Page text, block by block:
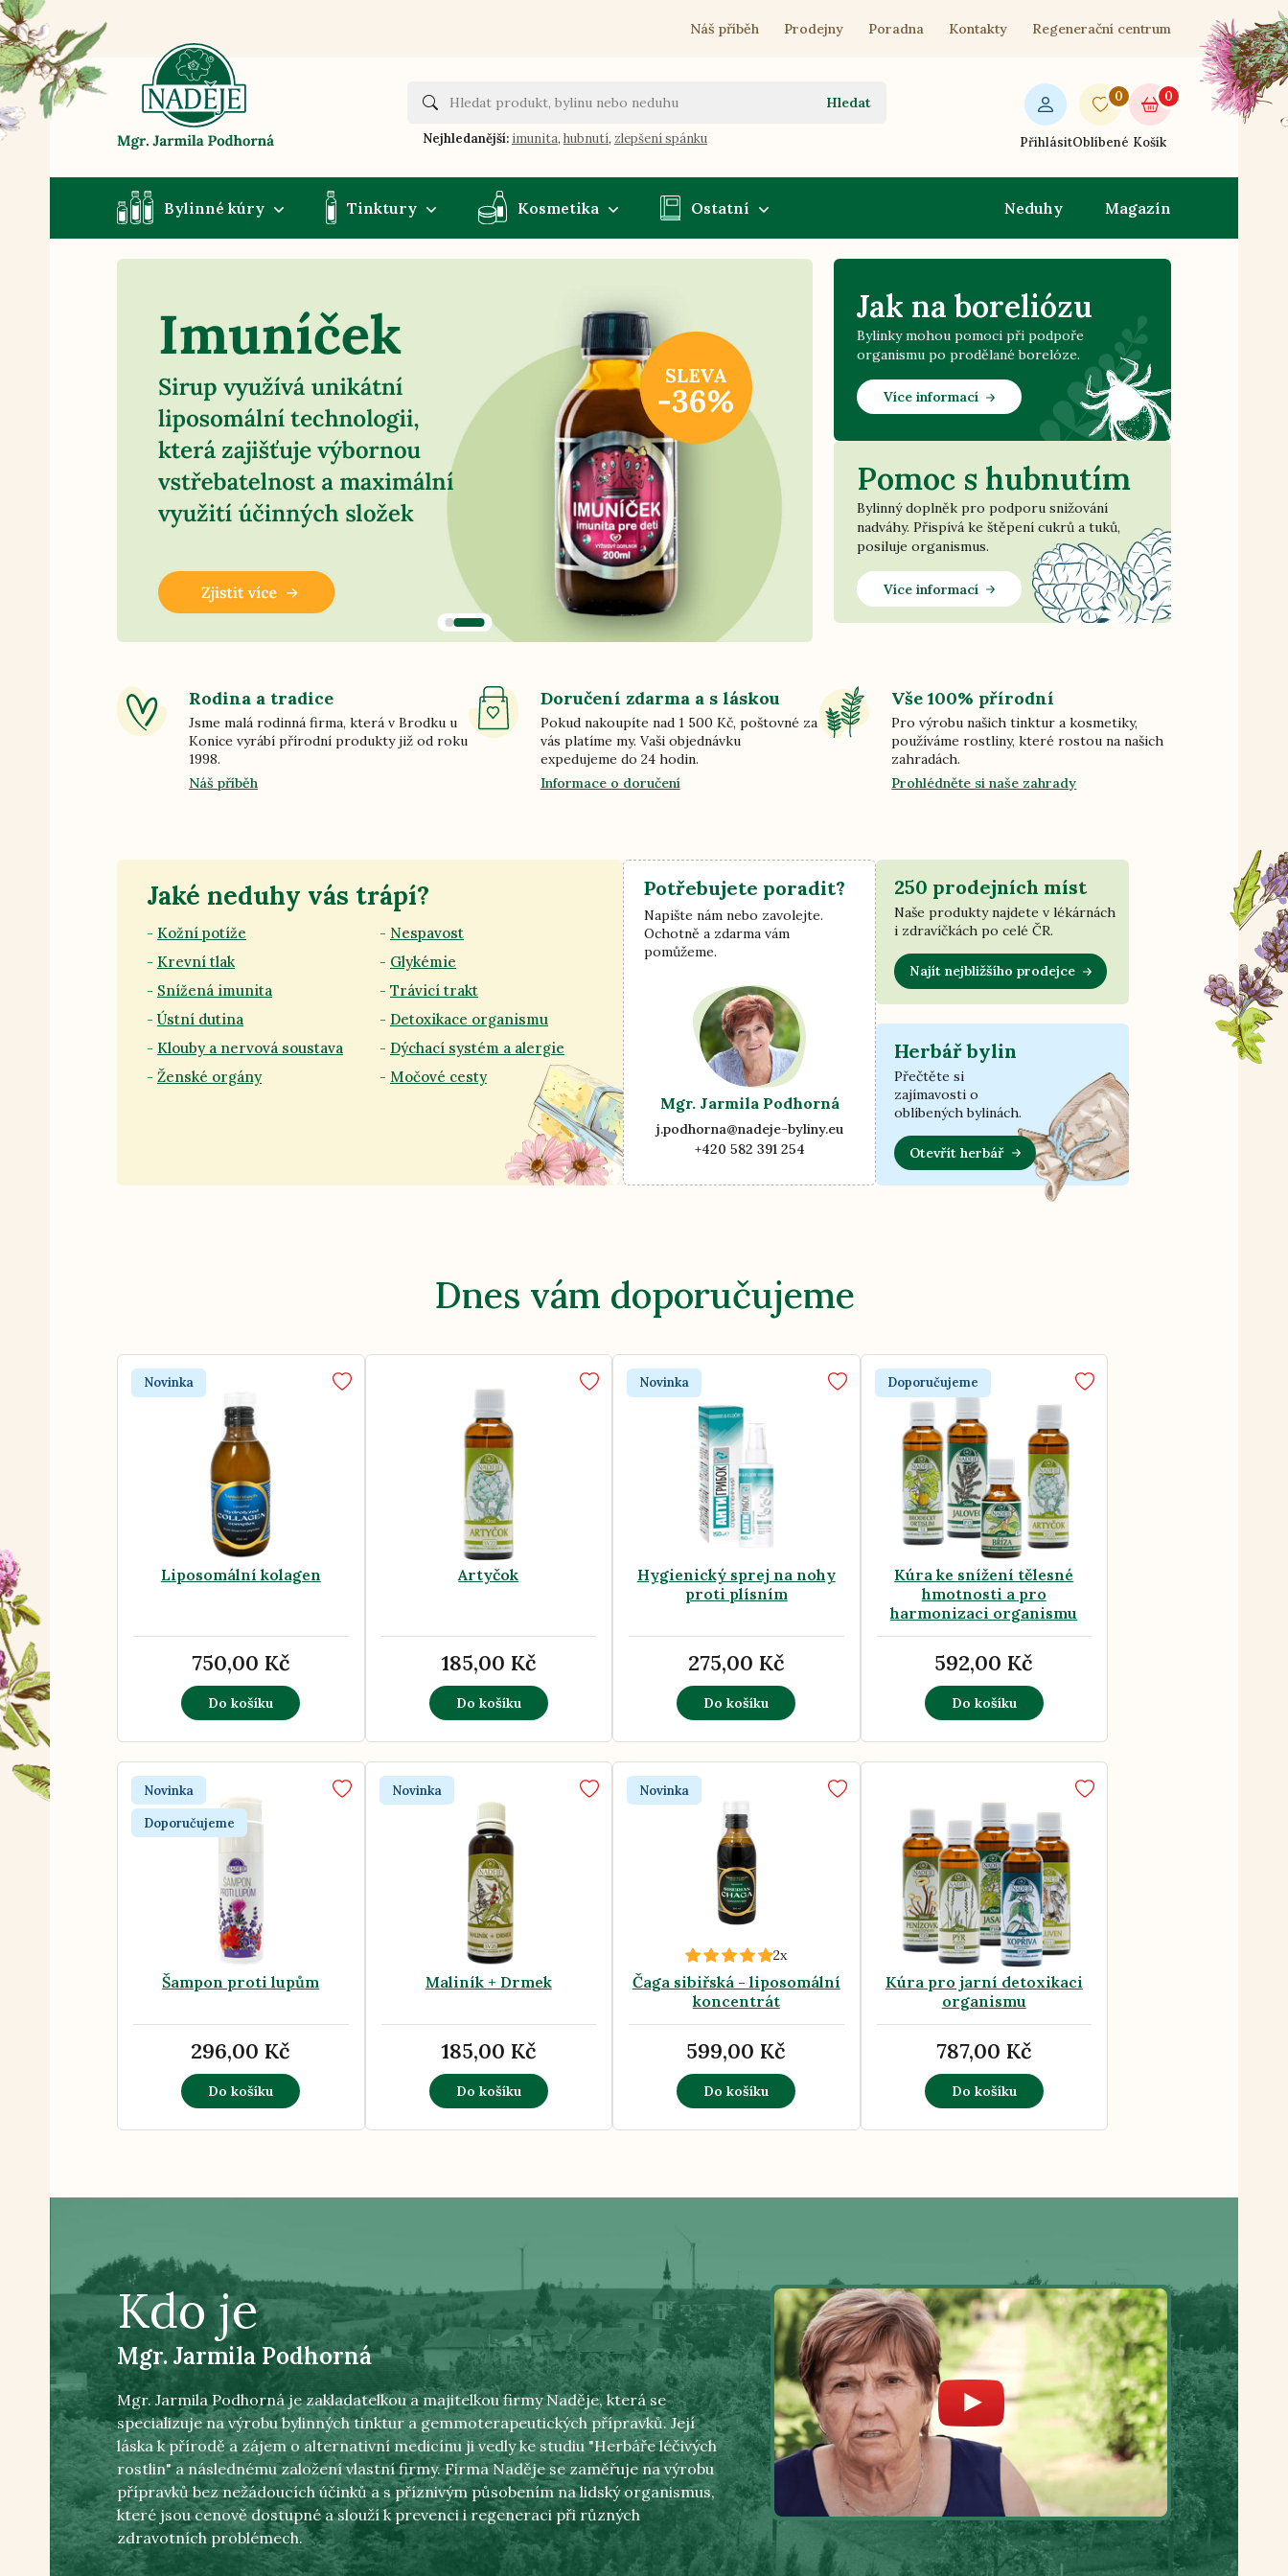
Náš příběh Prodejny Poradna Kontakty Regenerační centrum
Hledat
Nejhledanější: imunita, hubnutí, zlepšení spánku Přihlásit
0
Oblíbené
0
Košík
Bylinné kúry Tinktury Kosmetika Ostatní Neduhy Magazín
Jak na boreliózu
Bylinky mohou pomoci při podpoře
organismu po prodělané borelóze.
Více informací
Pomoc s hubnutím
Bylinný doplněk pro podporu snižování
nadváhy. Přispívá ke štěpení cukrů a tuků,
posiluje organismus.
Více informací
Rodina a tradice
Jsme malá rodinná firma, která v Brodku u
Konice vyrábí přírodní produkty již od roku
1998.
Náš příběh
Doručení zdarma a s láskou
Pokud nakoupíte nad 1 500 Kč, poštovné za
vás platíme my. Vaši objednávku
expedujeme do 24 hodin.
Informace o doručení
Vše 100% přírodní
Pro výrobu našich tinktur a kosmetiky,
používáme rostliny, které rostou na našich
zahradách.
Prohlédněte si naše zahrady
Jaké neduhy vás trápí?
Kožní potíže
Krevní tlak
Snížená imunita
Ústní dutina
Klouby a nervová soustava
Ženské orgány
Nespavost
Glykémie
Trávicí trakt
Detoxikace organismu
Dýchací systém a alergie
Močové cesty
Potřebujete poradit?
Napište nám nebo zavolejte.
Ochotně a zdarma vám
pomůžeme.
Mgr. Jarmila Podhorná
j.podhorna@nadeje-byliny.eu
+420 582 391 254
250 prodejních míst
Naše produkty najdete v lékárnách
i zdravíčkách po celé ČR.
Najít nejbližšího prodejce
Herbář bylin
Přečtěte si
zajímavosti o
oblíbených bylinách.
Otevřít herbář
Dnes vám doporučujeme
Novinka
Liposomální kolagen
750,00 Kč
Do košíku
Artyčok
185,00 Kč
Do košíku
Novinka
Hygienický sprej na nohy
proti plísním
275,00 Kč
Do košíku
Doporučujeme
Kúra ke snížení tělesné
hmotnosti a pro
harmonizaci organismu
592,00 Kč
Do košíku
Novinka
Doporučujeme
Šampon proti lupům
296,00 Kč
Do košíku
Novinka
Maliník + Drmek
185,00 Kč
Do košíku
Novinka
2x
Čaga sibiřská - liposomální
koncentrát
599,00 Kč
Do košíku
Kúra pro jarní detoxikaci
organismu
787,00 Kč
Do košíku
Kdo je
Mgr. Jarmila Podhorná
Mgr. Jarmila Podhorná je zakladatelkou a majitelkou firmy Naděje, která se
specializuje na výrobu bylinných tinktur a gemmoterapeutických přípravků. Její
láska k přírodě a zájem o alternativní medicínu ji vedly ke studiu "Herbáře léčivých
rostlin" a následnému založení vlastní firmy. Firma Naděje se zaměřuje na výrobu
přípravků bez nežádoucích účinků a s příznivým působením na lidský organismus,
které jsou cenově dostupné a slouží k prevenci i regeneraci při různých
zdravotních problémech.